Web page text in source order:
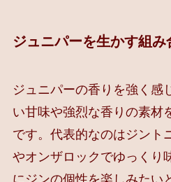
ジュニパーを生かす組み
ジュニパーの香りを強く感
い甘味や強烈な香りの素材
です。代表的なのはジント
やオンザロックでゆっくり